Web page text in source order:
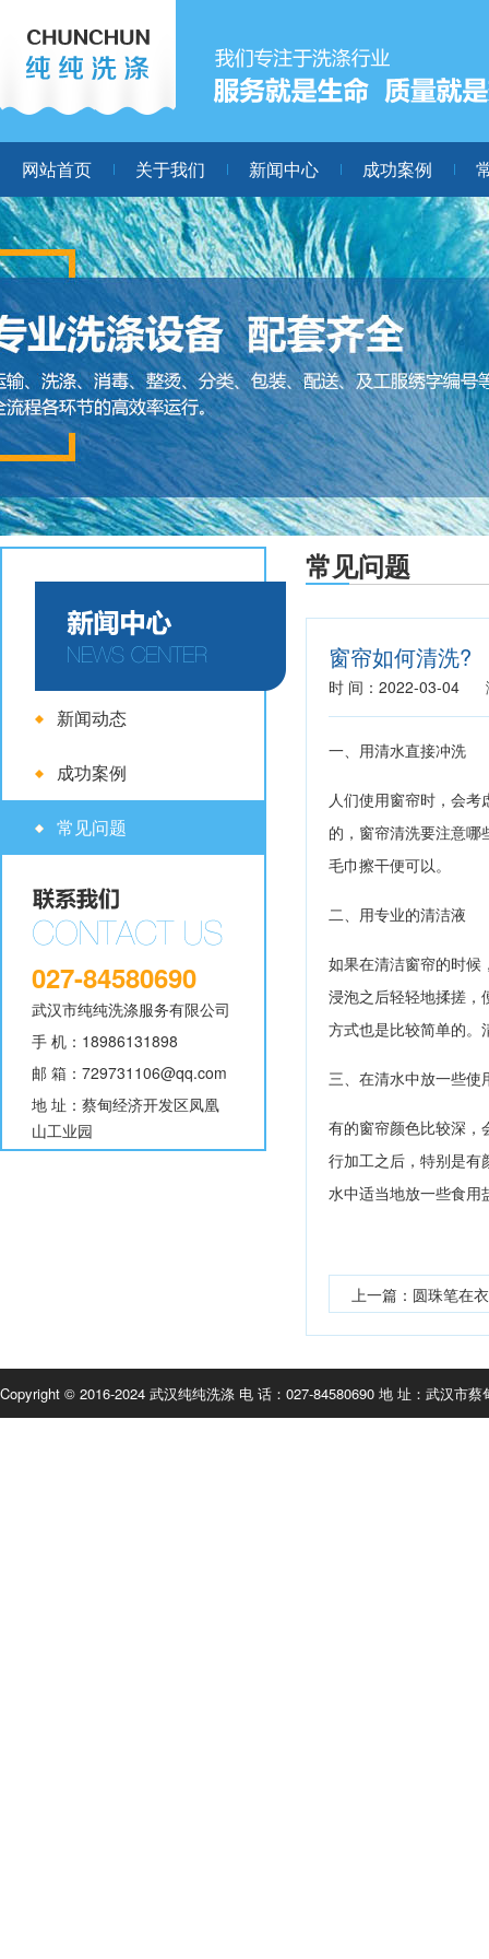
网站首页 关于我们 新闻中心 成功案例
新闻动态
成功案例
常见问题
027-84580690
武汉市纯纯洗涤服务有限公司
手 机：18986131898
邮 箱：729731106@qq.com
地 址：蔡甸经济开发区凤凰
山工业园
常见问题
窗帘如何清洗?
时 间：2022-03-04
一、用清水直接冲洗
人们使用窗帘时，会
的，窗帘清洗要注意
毛巾擦干便可以。
二、用专业的清洁液
如果在清洁窗帘的时候
浸泡之后轻轻地揉搓，
方式也是比较简单的。
三、在清水中放一些使
有的窗帘颜色比较深，
行加工之后，特别是有
水中适当地放一些食用
上一篇： 圆珠笔在
Copyright © 2016-2024 武汉纯纯洗涤 电 话：027-84580690 地 址：武汉市